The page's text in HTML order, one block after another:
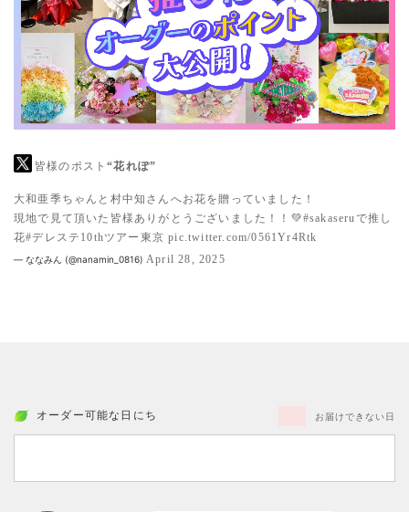
皆様のポスト“花れぽ”
大和亜季ちゃんと村中知さんへお花を贈っていました！
現地で見て頂いた皆様ありがとうございました！！💚#sakaseruで推し
花#デレステ10thツアー東京 pic.twitter.com/0561Yr4Rtk
— ななみん (@nanamin_0816) April 28, 2025
オーダー可能な日にち お届けできない日